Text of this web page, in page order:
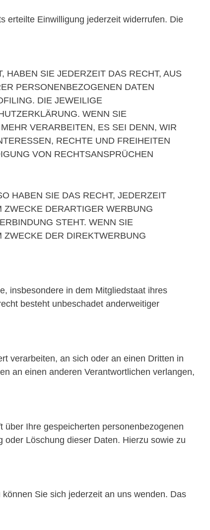
erteilte Einwilligung jederzeit widerrufen. Die
HABEN SIE JEDERZEIT DAS RECHT, AUS
PERSONENBEZOGENEN DATEN
DIE JEWEILIGE
WENN SIE
VERARBEITEN, ES SEI DENN, WIR
RECHTE UND FREIHEITEN
VON RECHTSANSPRÜCHEN
HABEN SIE DAS RECHT, JEDERZEIT
DERARTIGER WERBUNG
STEHT. WENN SIE
DER DIREKTWERBUNG
insbesondere in dem Mitgliedstaat ihres
besteht unbeschadet anderweitiger
verarbeiten, an sich oder an einen Dritten in
an einen anderen Verantwortlichen verlangen,
Ihre gespeicherten personenbezogenen
Löschung dieser Daten. Hierzu sowie zu
Sie sich jederzeit an uns wenden. Das